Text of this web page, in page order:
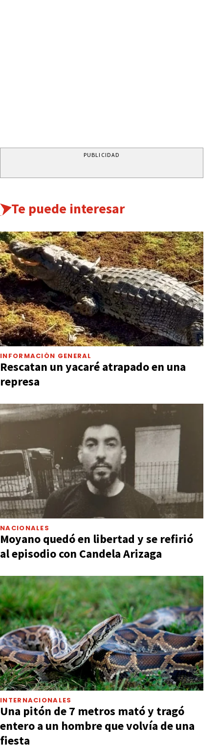
PUBLICIDAD
Te puede interesar
INFORMACIÓN GENERAL
Rescatan un yacaré atrapado en una
represa
NACIONALES
Moyano quedó en libertad y se refirió
al episodio con Candela Arizaga
INTERNACIONALES
Una pitón de 7 metros mató y tragó
entero a un hombre que volvía de una
fiesta